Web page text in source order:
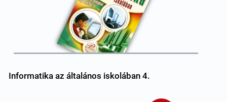
Informatika az általános iskolában 4.